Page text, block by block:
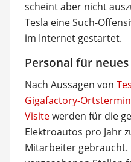
scheint aber nicht
Tesla eine Such-
im Internet gestartet.
Personal für
Nach Aussagen von
Gigafactory-
Visitewerden für die
Elektroautos pro Jahr
Mitarbeiter gebraucht.